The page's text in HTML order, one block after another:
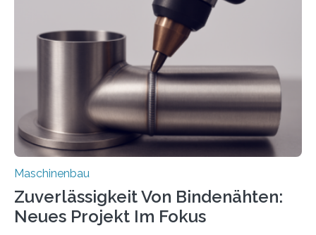
über die Positionierung der Bauteile. Die ebenfalls neue
Automatisierungsschnittstelle dient dazu, die Software
besser in spezifische Unternehmensprozesse
einzubinden. Sankt Augustin – Zur Messe FACHPACK
vom 23. bis 25. September in Nürnberg…
Maschinenbau
Zuverlässigkeit Von Bindenähten:
Neues Projekt Im Fokus